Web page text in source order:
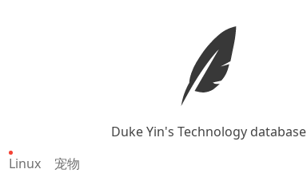
Duke Yin's Technology database
Linux 宠物